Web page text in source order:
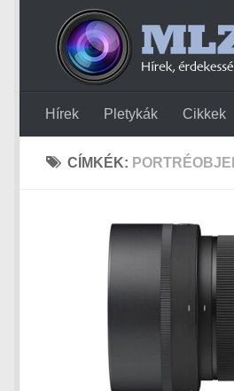
Hírek Pletykák Cikkek
CÍMKÉK: